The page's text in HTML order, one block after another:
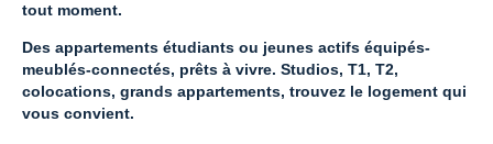
tout moment.
Des appartements étudiants ou jeunes actifs équipés-
meublés-connectés, prêts à vivre. Studios, T1, T2,
colocations, grands appartements, trouvez le logement qui
vous convient.